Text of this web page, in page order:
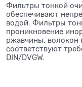
Фильтры тонкой
обеспечивают
водой. Фильтры
проникновение
ржавчины, волокон
соответствуют
DIN/DVGW.